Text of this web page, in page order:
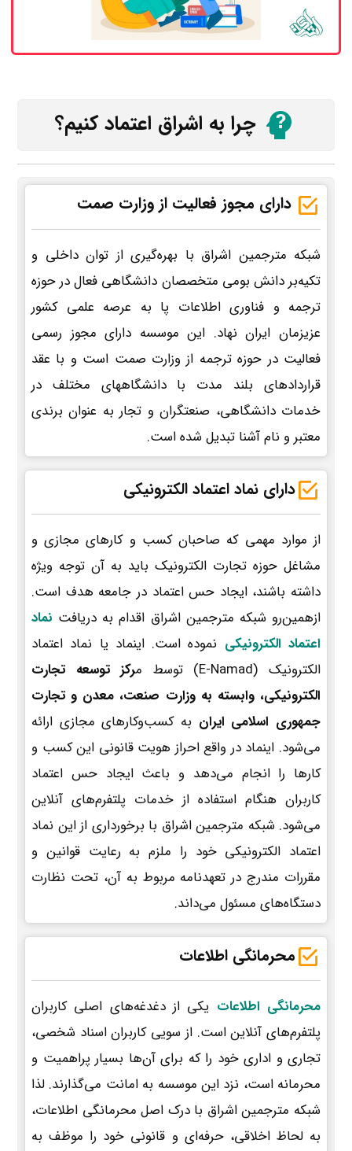
چرا به اشراق اعتماد کنیم؟
دارای مجوز فعالیت از وزارت صمت
شبکه مترجمین اشراق با بهره‌گیری از توان داخلی و
تکیه‌بر دانش بومی متخصصان دانشگاهی فعال در حوزه
ترجمه و فناوری اطلاعات پا به عرصه علمی کشور
عزیزمان ایران نهاد. این موسسه دارای مجوز رسمی
فعالیت در حوزه ترجمه از وزارت صمت است و با عقد
قراردادهای بلند مدت با دانشگاههای مختلف در
خدمات دانشگاهی، صنعتگران و تجار به عنوان برندی
معتبر و نام آشنا تبدیل شده است.
دارای نماد اعتماد الکترونیکی
از موارد مهمی که صاحبان کسب و کارهای مجازی و
مشاغل حوزه تجارت الکترونیک باید به آن توجه ویژه
داشته باشند، ایجاد حس اعتماد در جامعه هدف است.
ازهمین‌رو شبکه مترجمین اشراق اقدام به دریافت نماد
اعتماد الکترونیکی نموده است. اینماد یا نماد اعتماد
الکترونیک (E-Namad) توسط م
رکز توسعه تجارت
الکترونیکی، وابسته به وزارت صنعت، معدن و تجارت
جمهوری اسلامی ایران به کسب‌وکارهای مجازی ارائه
می‌شود. اینماد در واقع احراز هویت قانونی این کسب و
کارها را انجام می‌دهد و باعث ایجاد حس اعتماد
کاربران هنگام استفاده از خدمات پلتفرم‌های آنلاین
می‌شود. شبکه مترجمین اشراق با برخورداری از این نماد
اعتماد الکترونیکی خود را ملزم به رعایت قوانین و
مقررات مندرج در تعهدنامه مربوط به آن، تحت نظارت
دستگاه‌های مسئول می‌داند.
محرمانگی اطلاعات
محرمانگی اطلاعات یکی از دغدغه‌های اصلی کاربران
پلتفرم‌های آنلاین است. از سویی کاربران اسناد شخصی،
تجاری و اداری خود را که برای آن‌ها بسیار پراهمیت و
محرمانه است، نزد این موسسه به امانت می‌گذارند. لذا
شبکه مترجمین اشراق با درک اصل محرمانگی اطلاعات،
به لحاظ اخلاقی، حرفه‌ای و قانونی خود را موظف به